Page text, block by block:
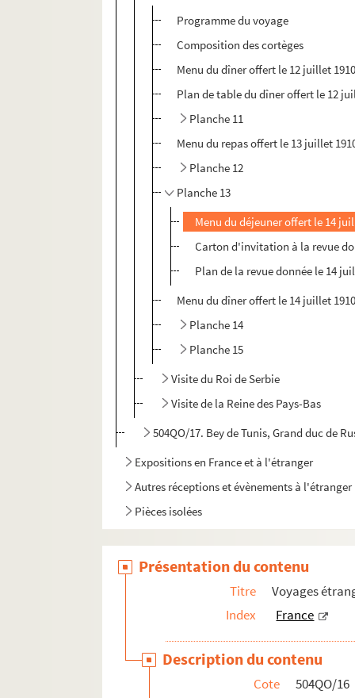
Programme du voyage
Composition des cortèges
Menu du dîner offert le 12 juillet
Plan de table du dîner offert le 12
Planche 11
Menu du repas offert le 13 juillet
Planche 12
Planche 13
Menu du déjeuner offert le 14
Carton d'invitation à la revue
Plan de la revue donnée le 14
Menu du dîner offert le 14 juillet
Planche 14
Planche 15
Visite du Roi de Serbie
Visite de la Reine des Pays-Bas
504QO/17. Bey de Tunis, Grand duc de
Expositions en France et à l'étranger
Autres réceptions et évènements à l'étranger
Pièces isolées
Présentation du contenu
Titre
Voyages
Index
France
Description du contenu
Cote
504QO/16